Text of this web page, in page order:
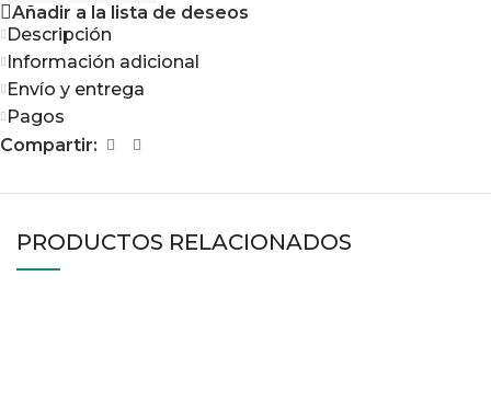
Añadir a la lista de deseos
Descripción
Información adicional
Envío y entrega
Pagos
Compartir:
PRODUCTOS RELACIONADOS